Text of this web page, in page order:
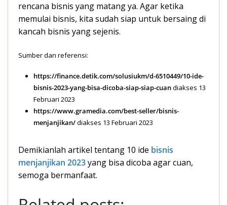
rencana bisnis yang matang ya. Agar ketika
memulai bisnis, kita sudah siap untuk bersaing di
kancah bisnis yang sejenis.
Sumber dan referensi:
https://finance.detik.com/solusiukm/d-6510449/10-ide-
bisnis-2023-yang-bisa-dicoba-siap-siap-cuandiakses 13
Februari 2023
https://www.gramedia.com/best-seller/bisnis-
menjanjikan/diakses 13 Februari 2023
Demikianlah artikel tentang 10 ide bisnis
menjanjikan 2023yang bisa dicoba agar cuan,
semoga bermanfaat.